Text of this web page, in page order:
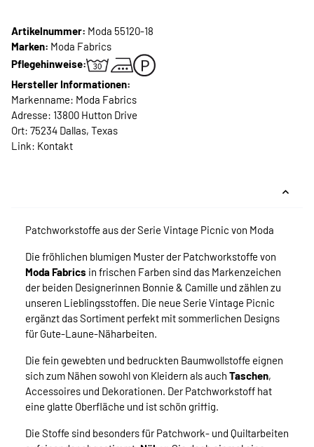
Artikelnummer: Moda 55120-18
Marken: Moda Fabrics
Pflegehinweise:
Hersteller Informationen:
Markenname: Moda Fabrics
Adresse: 13800 Hutton Drive
Ort: 75234 Dallas, Texas
Link: Kontakt
Patchworkstoffe aus der Serie Vintage Picnic von Moda
Die fröhlichen blumigen Muster der Patchworkstoffe von
Moda Fabrics in frischen Farben sind das Markenzeichen
der beiden Designerinnen Bonnie & Camille und zählen zu
unseren Lieblingsstoffen. Die neue Serie Vintage Picnic
ergänzt das Sortiment perfekt mit sommerlichen Designs
für Gute-Laune-Näharbeiten.
Die fein gewebten und bedruckten Baumwollstoffe eignen
sich zum Nähen sowohl von Kleidern als auch Taschen,
Accessoires und Dekorationen. Der Patchworkstoff hat
eine glatte Oberfläche und ist schön griffig.
Die Stoffe sind besonders für Patchwork- und Quiltarbeiten